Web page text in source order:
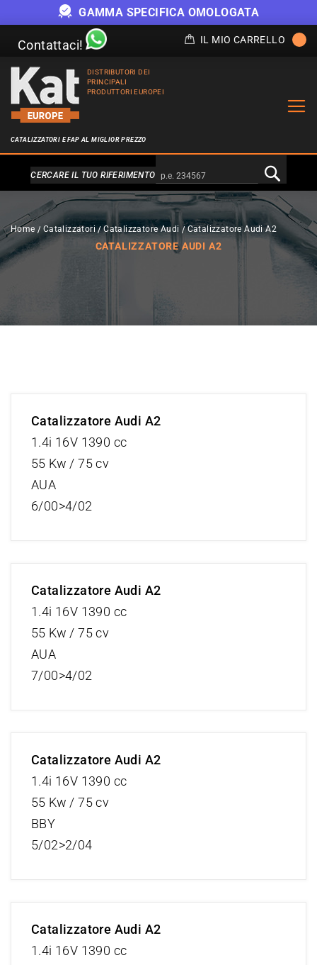
GAMMA SPECIFICA OMOLOGATA
Contattaci! IL MIO CARRELLO
DISTRIBUTORI DEI
PRINCIPALI
PRODUTTORI EUROPEI
CATALIZZATORI E FAP AL MIGLIOR PREZZO
Alternativa a Doofinder
CERCARE IL TUO RIFERIMENTO
Home Catalizzatori Catalizzatore Audi Catalizzatore Audi A2
CATALIZZATORE AUDI A2
Catalizzatore Audi A2
1.4i 16V 1390 cc
55 Kw / 75 cv
AUA
6/00>4/02
Catalizzatore Audi A2
1.4i 16V 1390 cc
55 Kw / 75 cv
AUA
7/00>4/02
Catalizzatore Audi A2
1.4i 16V 1390 cc
55 Kw / 75 cv
BBY
5/02>2/04
Catalizzatore Audi A2
1.4i 16V 1390 cc